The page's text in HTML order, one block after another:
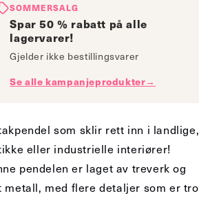
SOMMERSALG
Spar 50 % rabatt på alle
lagervarer!
Gjelder ikke bestillingsvarer
Se alle kampanjeprodukter→
som sklir rett inn i landlige,
eller industrielle interiører!
pendelen er laget av treverk og
metall, med flere detaljer som er tro